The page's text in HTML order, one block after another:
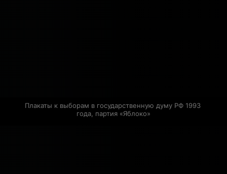
Плакаты к выборам в государственную думу РФ 1993
года, партия «Яблоко»